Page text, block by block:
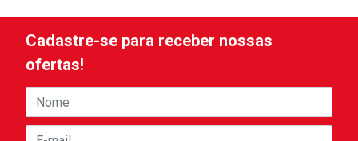
Cadastre-se para receber nossas
ofertas!